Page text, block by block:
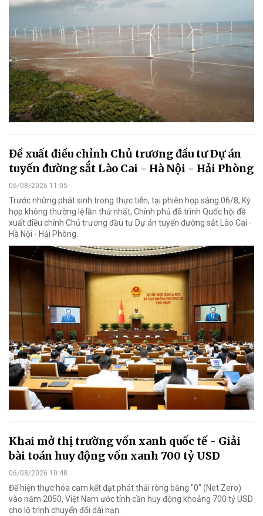
Đề xuất điều chỉnh Chủ trương đầu tư Dự án
tuyến đường sắt Lào Cai - Hà Nội - Hải Phòng
06/08/2026 11:05
Trước những phát sinh trong thực tiễn, tại phiên họp sáng 06/8, Kỳ
họp không thường lệ lần thứ nhất, Chính phủ đã trình Quốc hội đề
xuất điều chỉnh Chủ trương đầu tư Dự án tuyến đường sắt Lào Cai -
Hà Nội - Hải Phòng.
Khai mở thị trường vốn xanh quốc tế - Giải
bài toán huy động vốn xanh 700 tỷ USD
06/08/2026 10:48
Để hiện thực hóa cam kết đạt phát thải ròng bằng "0" (Net Zero)
vào năm 2050, Việt Nam ước tính cần huy động khoảng 700 tỷ USD
cho lộ trình chuyển đổi dài hạn.